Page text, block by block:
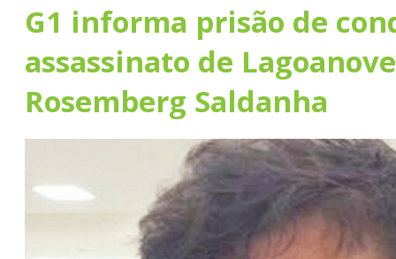
G1 informa prisão de
assassinato de
Rosemberg Saldanha